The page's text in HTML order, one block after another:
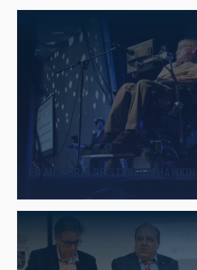
EN MEMORIA DE STEPHEN HAWKING